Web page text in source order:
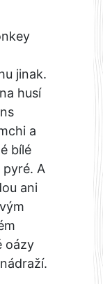
jinak.
husí
a
bílé
pyré. A
ani
oázy